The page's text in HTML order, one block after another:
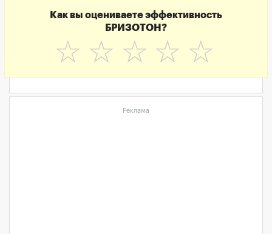
Как вы оцениваете эффективность
БРИЗОТОН?
☆
☆
☆
☆
☆
Реклама